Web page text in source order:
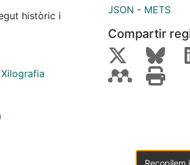
històric i
Xilografia
JSON - METS
Compartir
Recopilem